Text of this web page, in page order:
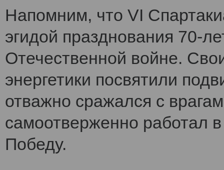
Напомним, что VI
эгидой празднования 70-
Отечественной войне.
энергетики посвятили
отважно сражался с
самоотверженно работал
Победу.